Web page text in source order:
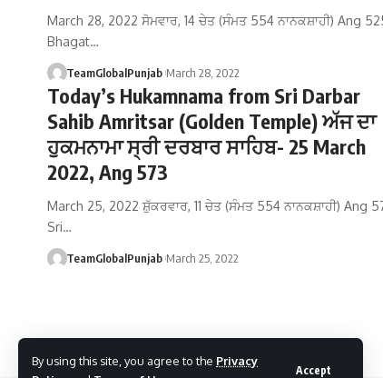
By using this site, you agree to the Privacy
Accept
March 28, 2022 ਸੋਮਵਾਰ, 14 ਚੇਤ (ਸੰਮਤ 554 ਨਾਨਕਸ਼ਾਹੀ) Ang
Bhagat…
TeamGlobalPunjab March 28, 2022
Today’s Hukamnama from Sri Darbar
Sahib Amritsar (Golden Temple) ਅੱਜ ਦਾ
ਹੁਕਮਨਾਮਾ ਸ੍ਰੀ ਦਰਬਾਰ ਸਾਹਿਬ- 25 March
2022, Ang 573
March 25, 2022 ਸ਼ੁੱਕਰਵਾਰ, 11 ਚੇਤ (ਸੰਮਤ 554 ਨਾਨਕਸ਼ਾਹੀ) Ang
Sri…
TeamGlobalPunjab March 25, 2022